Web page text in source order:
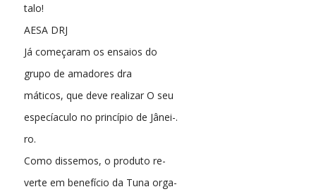
talo!
AESA DRJ
Já começaram os ensaios do
grupo de amadores dra
máticos, que deve realizar O seu
especíaculo no princípio de Jânei-.
ro.
Como dissemos, o produto re-
verte em benefício da Tuna orga-